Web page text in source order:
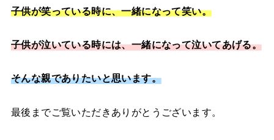
子供が笑っている時に、一緒になって笑い。
子供が泣いている時には、一緒になって泣いてあげる。
そんな親でありたいと思います。
最後までご覧いただきありがとうございます。